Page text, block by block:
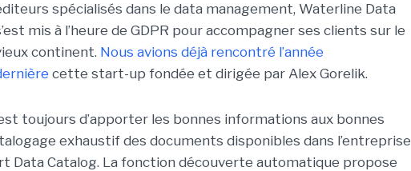
spécialisés dans le data management, Waterline Data
mis à l’heure de GDPR pour accompagner ses clients sur le
continent. Nous avions déjà rencontré l’année
cette start-up fondée et dirigée par Alex Gorelik.
toujours d’apporter les bonnes informations aux bonnes
exhaustif des documents disponibles dans l’entreprise
Data Catalog. La fonction découverte automatique propose